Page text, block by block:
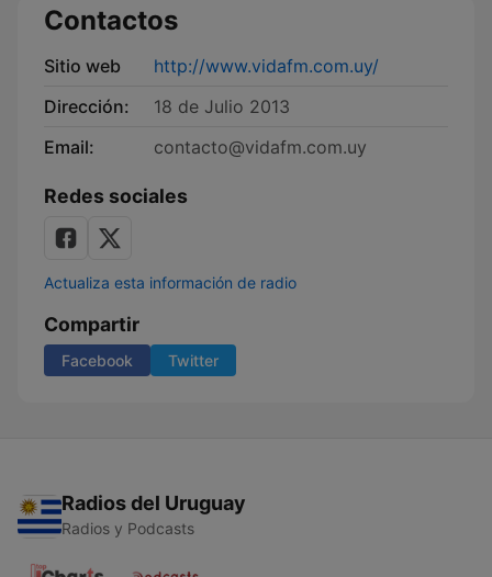
Contactos
Sitio web
http://www.vidafm.com.uy/
Dirección:
18 de Julio 2013
Email:
contacto@vidafm.com.uy
Redes sociales
Actualiza esta información de radio
Compartir
Facebook Twitter
Radios del Uruguay
Radios y Podcasts